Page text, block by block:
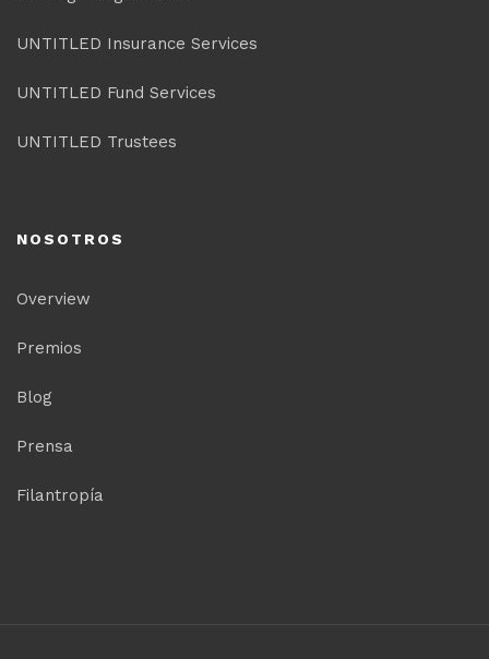
UNTITLED Insurance Services
UNTITLED Fund Services
UNTITLED Trustees
NOSOTROS
Overview
Premios
Blog
Prensa
Filantropía